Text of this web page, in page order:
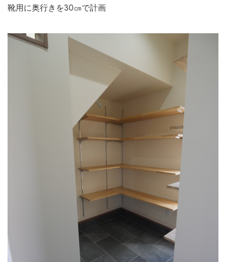
靴用に奥行きを30㎝で計画